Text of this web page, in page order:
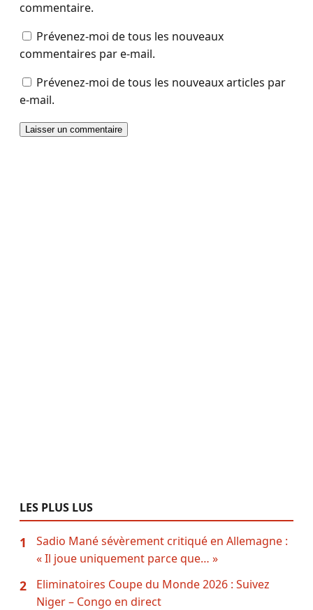
commentaire.
Prévenez-moi de tous les nouveaux
commentaires par e-mail.
Prévenez-moi de tous les nouveaux articles par
e-mail.
LES PLUS LUS
1
Sadio Mané sévèrement critiqué en Allemagne :
« Il joue uniquement parce que… »
2
Eliminatoires Coupe du Monde 2026 : Suivez
Niger – Congo en direct